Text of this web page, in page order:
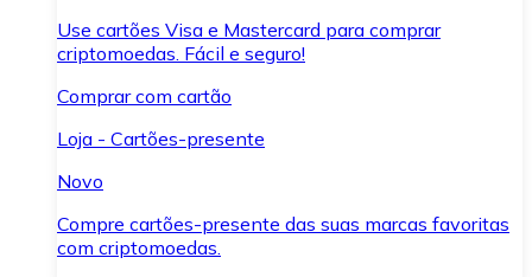
Use cartões Visa e Mastercard para comprar
criptomoedas. Fácil e seguro!
Comprar com cartão
Loja - Cartões-presente
Novo
Compre cartões-presente das suas marcas favoritas
com criptomoedas.